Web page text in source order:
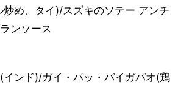
炒め、タイ)/スズキのソテー アンチ
ンソース
インド)/ガイ・パッ・バイガパオ(鶏